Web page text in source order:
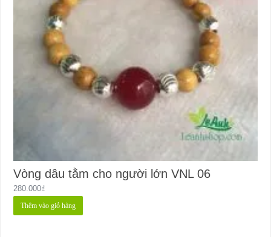
Vòng dâu tằm cho người lớn VNL 06
280.000₫
Thêm vào giỏ hàng